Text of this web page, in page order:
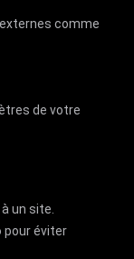
comme
de votre
un site.
pour éviter